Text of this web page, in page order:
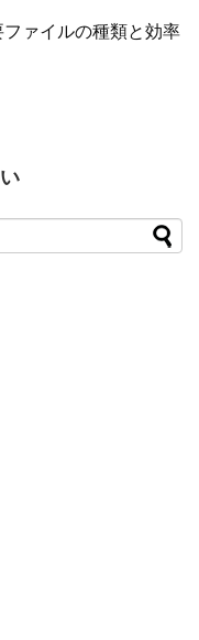
ァイルの種類と効率